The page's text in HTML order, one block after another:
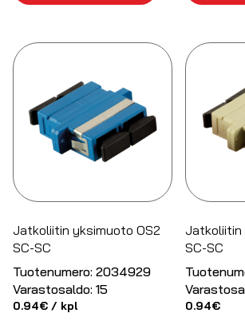
Jatkoliitin yksimuoto OS2
SC-SC
Tuotenumero: 2034929
Varastosaldo: 15
0.94€ / kpl
Jatkoliitin
SC-SC
0.94€